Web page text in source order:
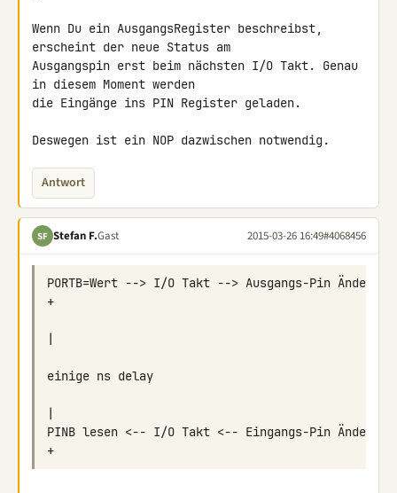
Wenn Du ein AusgangsRegister beschreibst,
erscheint der neue Status am
Ausgangspin erst beim nächsten I/O Takt. Genau
in diesem Moment werden
die Eingänge ins PIN Register geladen.
Deswegen ist ein NOP dazwischen notwendig.
Antwort
SF Stefan F.Gast 2015-03-26 16:49#4068456
PORTB=Wert --> I/O Takt --> Ausgangs-Pin
PINB lesen <-- I/O Takt <-- Eingangs-Pin Ändert